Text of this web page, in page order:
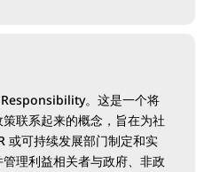
。这是一个将
联系起来的概念，旨在为社
或可持续发展部门制定和实
理利益相关者与政府、非政